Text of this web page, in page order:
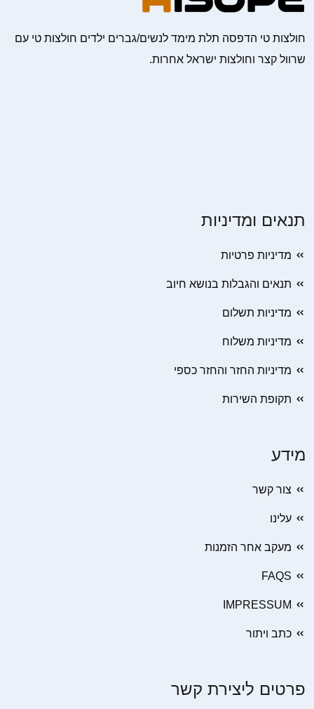
חולצות טי הדפסה תלת מימד לנשים/גברים ילדים חולצות טי עם
שרוול קצר וחולצות ישראל אחרות.
תנאים ומדיניות
מדיניות פרטיות
תנאים והגבלות בנושא חיוב
מדיניות תשלום
מדיניות משלוח
מדיניות החזר והחזר כספי
תקופת השירות
מידע
צור קשר
עלינו
מעקב אחר הזמנות
FAQS
IMPRESSUM
כתב ויתור
פרטים ליצירת קשר